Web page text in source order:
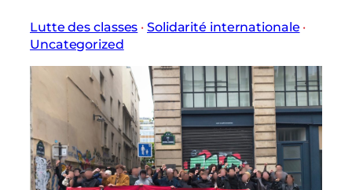
Lutte des classes · Solidarité internationale
Uncategorized